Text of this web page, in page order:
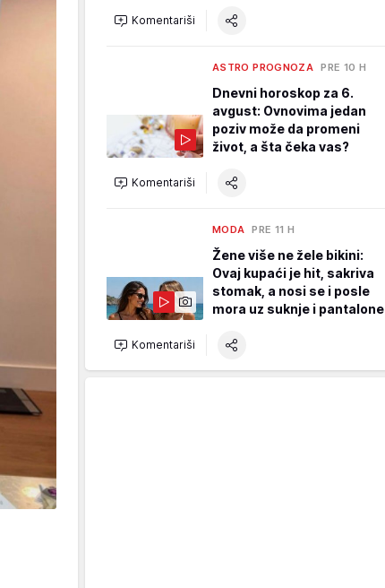
Komentariši
ASTRO PROGNOZA PRE 10 H
Dnevni horoskop za 6.
avgust: Ovnovima jedan
poziv može da promeni
život, a šta čeka vas?
Komentariši
MODA PRE 11 H
Žene više ne žele bikini:
Ovaj kupaći je hit, sakriva
stomak, a nosi se i posle
mora uz suknje i pantalone
Komentariši